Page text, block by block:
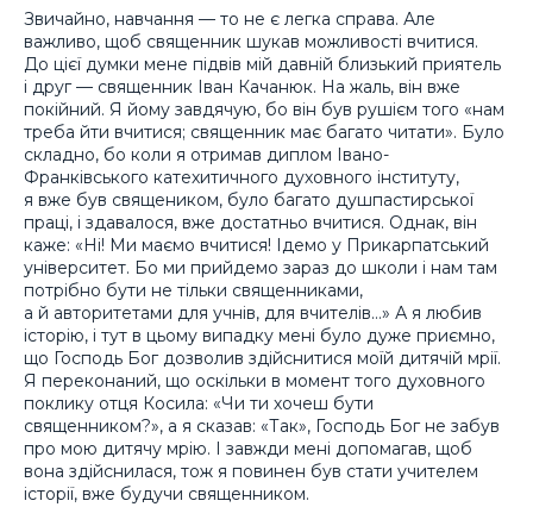
Звичайно, навчання — то не є легка справа. Але
важливо, щоб священник шукав можливості вчитися.
До цієї думки мене підвів мій давній близький приятель
і друг — священник Іван Качанюк. На жаль, він вже
покійний. Я йому завдячую, бо він був рушієм того «нам
треба йти вчитися; священник має багато читати». Було
складно, бо коли я отримав диплом Івано-
Франківського катехитичного духовного інституту,
я вже був священиком, було багато душпастирської
праці, і здавалося, вже достатньо вчитися. Однак, він
каже: «Ні! Ми маємо вчитися! Ідемо у Прикарпатський
університет. Бо ми прийдемо зараз до школи і нам там
потрібно бути не тільки священниками,
а й авторитетами для учнів, для вчителів…» А я любив
історію, і тут в цьому випадку мені було дуже приємно,
що Господь Бог дозволив здійснитися моїй дитячій мрії.
Я переконаний, що оскільки в момент того духовного
поклику отця Косила: «Чи ти хочеш бути
священником?», а я сказав: «Так», Господь Бог не забув
про мою дитячу мрію. І завжди мені допомагав, щоб
вона здійснилася, тож я повинен був стати учителем
історії, вже будучи священником.